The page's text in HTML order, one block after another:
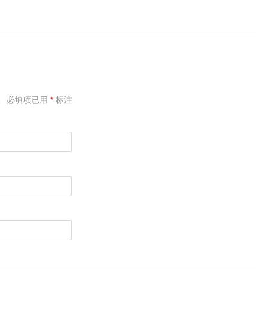
必填项已用 * 标注